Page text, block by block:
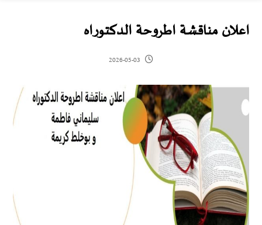
اعلان مناقشة اطروحة الدكتوراه
2026-05-03